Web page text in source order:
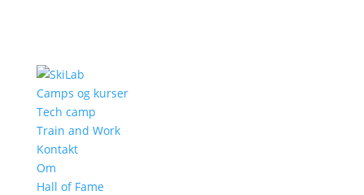
Camps og kurser
Tech camp
Train and Work
Kontakt
Om
Hall of Fame